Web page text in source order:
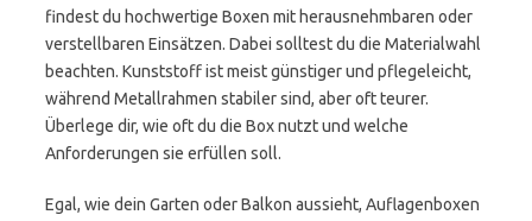
findest du hochwertige Boxen mit herausnehmbaren oder
verstellbaren Einsätzen. Dabei solltest du die Materialwahl
beachten. Kunststoff ist meist günstiger und pflegeleicht,
während Metallrahmen stabiler sind, aber oft teurer.
Überlege dir, wie oft du die Box nutzt und welche
Anforderungen sie erfüllen soll.
Egal, wie dein Garten oder Balkon aussieht, Auflagenboxen